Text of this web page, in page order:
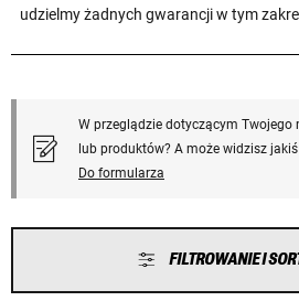
udzielmy żadnych gwarancji w tym
W przeglądzie dotyczącym Twojego
lub produktów? A może widzisz
Do formularza
FILTROWANIE I